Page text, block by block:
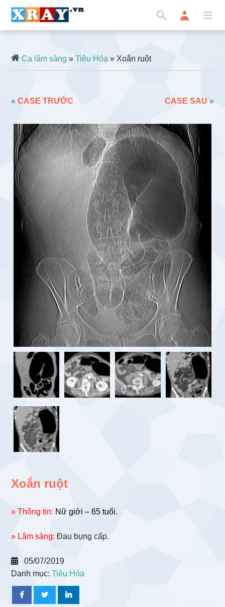
Ca lâm sàng »Tiêu Hóa » Xoắn ruột
«CASE TRƯỚC CASE SAU »
Xoắn ruột
» Thông tin: Nữ giới – 65 tuổi.
» Lâm sàng: Đau bụng cấp.
05/07/2019
Danh mục:Tiêu Hóa